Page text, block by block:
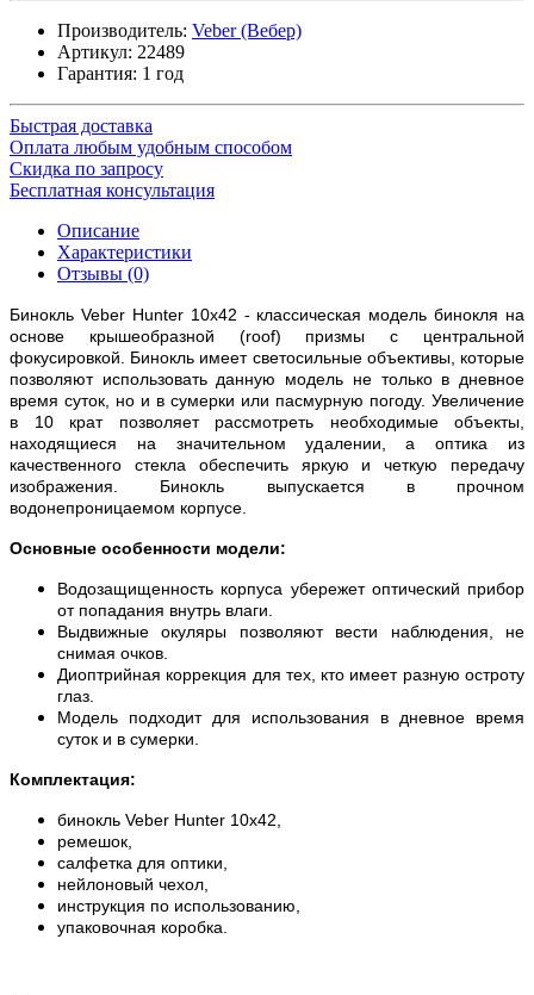
Производитель: Veber (Вебер)
Артикул: 22489
Гарантия: 1 год
Быстрая доставка
Оплата любым удобным способом
Скидка по запросу
Бесплатная консультация
Описание
Характеристики
Отзывы (0)
Бинокль Veber Hunter 10х42 - классическая модель бинокля на
основе крышеобразной (roof) призмы с центральной
фокусировкой. Бинокль имеет светосильные объективы, которые
позволяют использовать данную модель не только в дневное
время суток, но и в сумерки или пасмурную погоду. Увеличение
в 10 крат позволяет рассмотреть необходимые объекты,
находящиеся на значительном удалении, а оптика из
качественного стекла обеспечить яркую и четкую передачу
изображения. Бинокль выпускается в прочном
водонепроницаемом корпусе.
Основные особенности модели:
Водозащищенность корпуса убережет оптический прибор
от попадания внутрь влаги.
Выдвижные окуляры позволяют вести наблюдения, не
снимая очков.
Диоптрийная коррекция для тех, кто имеет разную остроту
глаз.
Модель подходит для использования в дневное время
суток и в сумерки.
Комплектация:
бинокль Veber Hunter 10х42,
ремешок,
салфетка для оптики,
нейлоновый чехол,
инструкция по использованию,
упаковочная коробка.